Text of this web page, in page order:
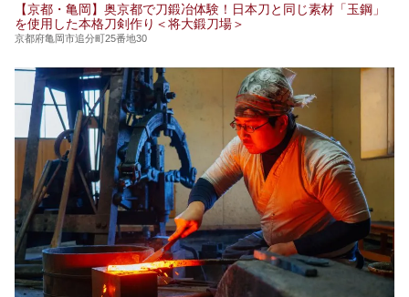
【京都・亀岡】奥京都で刀鍛冶体験！日本刀と同じ素材「玉鋼」
を使用した本格刀剣作り＜将大鍛刀場＞
京都府亀岡市追分町25番地30